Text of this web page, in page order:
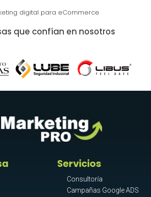
digital para eCommerce
que confían en nosotros
Servicios
Consultoría
Campañas Google ADS